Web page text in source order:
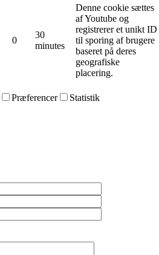
0
30
minutes
Denne cookie sættes
af Youtube og
registrerer et unikt ID
til sporing af brugere
baseret på deres
geografiske
placering.
Præferencer Statistik